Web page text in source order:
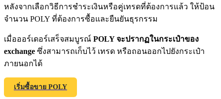
Exclusive for BitMart Users
Register & Trade to Win 500,000 USDT
หลังจากเลือกวิธีการชำระเงินหรือคู่เทรดที่ต้องการแล้ว ให้ป้อน
จำนวน POLY ที่ต้องการซื้อและยืนยันธุรกรรม
เมื่อออร์เดอร์เสร็จสมบูรณ์ POLY จะปรากฏในกระเป๋าของ
exchange ซึ่งสามารถเก็บไว้ เทรด หรือถอนออกไปยังกระเป๋า
ภายนอกได้
เริ่มซื้อขาย POLY